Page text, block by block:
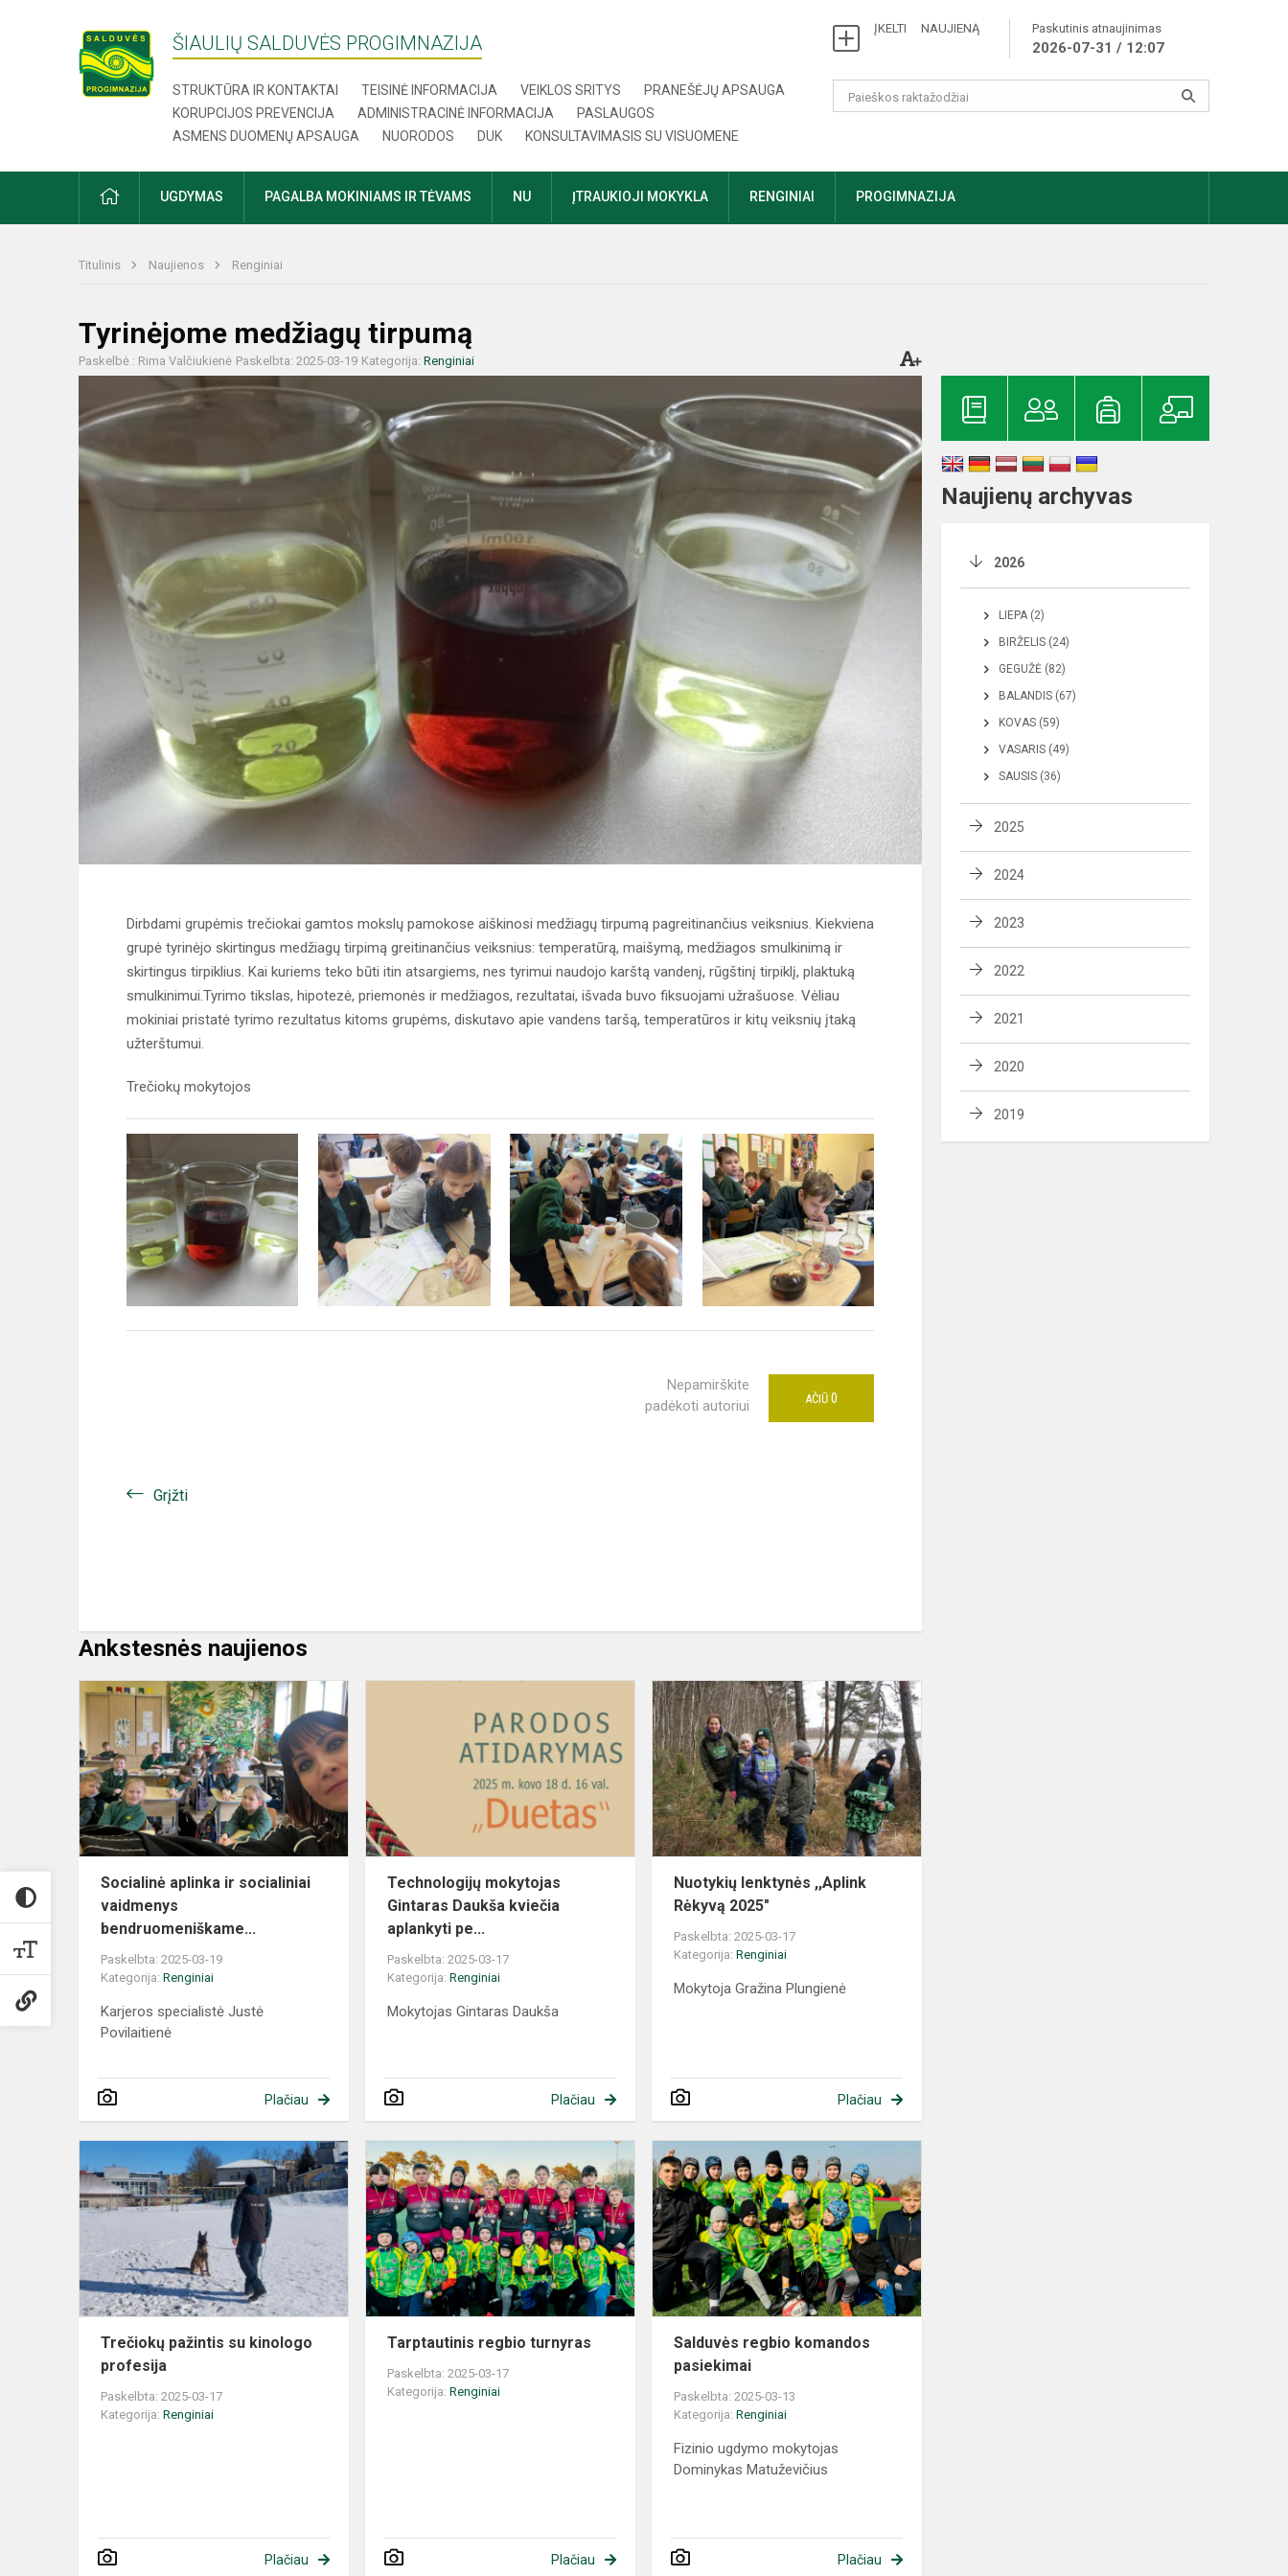
ŠIAULIŲ SALDUVĖS PROGIMNAZIJA
STRUKTŪRA IR KONTAKTAI TEISINĖ INFORMACIJA VEIKLOS SRITYS
PRANEŠĖJŲ APSAUGA
KORUPCIJOS PREVENCIJA
ADMINISTRACINĖ INFORMACIJA
PASLAUGOS
ASMENS DUOMENŲ APSAUGA
NUORODOS DUK KONSULTAVIMASIS SU VISUOMENE
ĮKELTI NAUJIENĄ Paskutinis atnaujinimas
2026-07-31 / 12:07
UGDYMAS PAGALBA MOKINIAMS IR TĖVAMS NU ĮTRAUKIOJI MOKYKLA RENGINIAI PROGIMNAZIJA
Titulinis Naujienos Renginiai
Tyrinėjome medžiagų tirpumą
Paskelbė : Rima Valčiukienė Paskelbta: 2025-03-19 Kategorija: Renginiai
Dirbdami grupėmis trečiokai gamtos mokslų pamokose aiškinosi medžiagų tirpumą pagreitinančius veiksnius. Kiekviena
grupė tyrinėjo skirtingus medžiagų tirpimą greitinančius veiksnius: temperatūrą, maišymą, medžiagos smulkinimą ir
skirtingus tirpiklius. Kai kuriems teko būti itin atsargiems, nes tyrimui naudojo karštą vandenį, rūgštinį tirpiklį, plaktuką
smulkinimui.Tyrimo tikslas, hipotezė, priemonės ir medžiagos, rezultatai, išvada buvo fiksuojami užrašuose. Vėliau
mokiniai pristatė tyrimo rezultatus kitoms grupėms, diskutavo apie vandens taršą, temperatūros ir kitų veiksnių įtaką
užterštumui.
Trečiokų mokytojos
Nepamirškite
padėkoti autoriui
AČIŪ 0
Grįžti
Ankstesnės naujienos
Socialinė aplinka ir socialiniai
vaidmenys
bendruomeniškame...
Paskelbta: 2025-03-19
Kategorija: Renginiai
Karjeros specialistė Justė
Povilaitienė
Plačiau
Technologijų mokytojas
Gintaras Daukša kviečia
aplankyti pe...
Paskelbta: 2025-03-17
Kategorija:Renginiai
Mokytojas Gintaras Daukša
Plačiau
Nuotykių lenktynės ,,Aplink
Rėkyvą 2025"
Paskelbta: 2025-03-17
Kategorija:Renginiai
Mokytoja Gražina Plungienė
Plačiau
Trečiokų pažintis su kinologo
profesija
Paskelbta: 2025-03-17
Kategorija: Renginiai
Plačiau
Tarptautinis regbio turnyras
Paskelbta: 2025-03-17
Kategorija:Renginiai
Plačiau
Salduvės regbio komandos
pasiekimai
Paskelbta: 2025-03-13
Kategorija:Renginiai
Fizinio ugdymo mokytojas
Dominykas Matuževičius
Plačiau
Naujienų archyvas
2026
LIEPA (2)
BIRŽELIS (24)
GEGUŽĖ (82)
BALANDIS (67)
KOVAS (59)
VASARIS (49)
SAUSIS (36)
2025
2024
2023
2022
2021
2020
2019